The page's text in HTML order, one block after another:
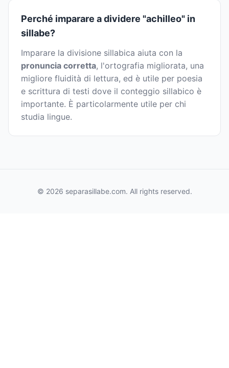
Perché imparare a dividere "achilleo" in
sillabe?
Imparare la divisione sillabica aiuta con la
pronuncia corretta, l'ortografia migliorata, una
migliore fluidità di lettura, ed è utile per poesia
e scrittura di testi dove il conteggio sillabico è
importante. È particolarmente utile per chi
studia lingue.
© 2026 separasillabe.com. All rights reserved.